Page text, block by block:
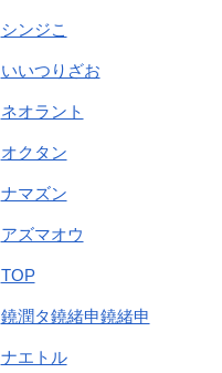
シンジこ
いいつりざお
ネオラント
オクタン
ナマズン
アズマオウ
TOP
鐃潤タ鐃緒申鐃緒申
ナエトル